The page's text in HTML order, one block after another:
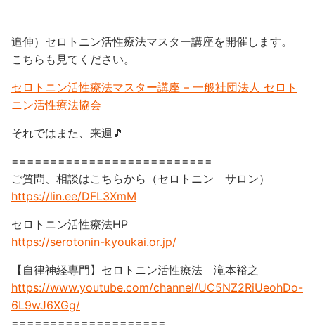
追伸）セロトニン活性療法マスター講座を開催します。
こちらも見てください。
セロトニン活性療法マスター講座 – 一般社団法人 セロト
ニン活性療法協会
それではまた、来週🎵
==========================
ご質問、相談はこちらから（セロトニン サロン）
https://lin.ee/DFL3XmM
セロトニン活性療法HP
https://serotonin-kyoukai.or.jp/
【自律神経専門】セロトニン活性療法 滝本裕之
https://www.youtube.com/channel/UC5NZ2RiUeohDo-
6L9wJ6XGg/
====================